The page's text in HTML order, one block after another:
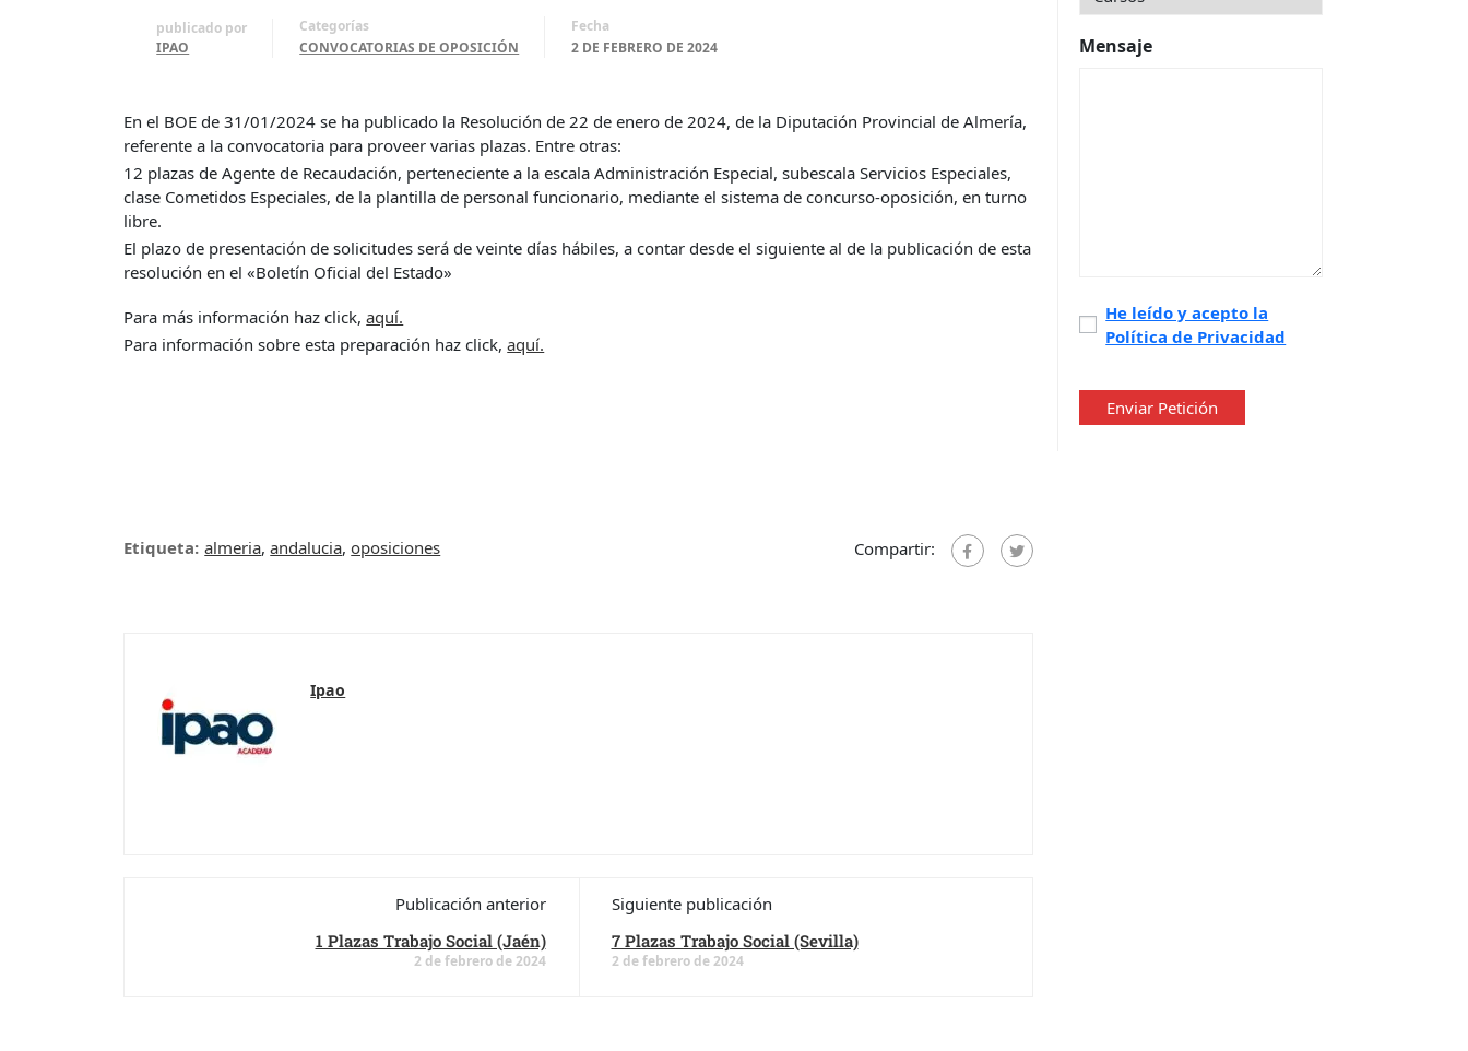
publicado por
IPAO
Categorías
CONVOCATORIAS DE OPOSICIÓN
Fecha
2 DE FEBRERO DE 2024
En el BOE de 31/01/2024 se ha publicado la Resolución de 22 de enero de 2024, de la Diputación Provincial de Almería,
referente a la convocatoria para proveer varias plazas. Entre otras:
12 plazas de Agente de Recaudación, perteneciente a la escala Administración Especial, subescala Servicios Especiales,
clase Cometidos Especiales, de la plantilla de personal funcionario, mediante el sistema de concurso-oposición, en turno
libre.
El plazo de presentación de solicitudes será de veinte días hábiles, a contar desde el siguiente al de la publicación de esta
resolución en el «Boletín Oficial del Estado»
Para más información haz click,aquí.
Para información sobre esta preparación haz click,aquí.
Etiqueta: almeria,andalucia,oposiciones Compartir:
Ipao
Publicación anterior
1 Plazas Trabajo Social (Jaén)
2 de febrero de 2024
Siguiente publicación
7 Plazas Trabajo Social (Sevilla)
2 de febrero de 2024
Mensaje
Política
de
He leído y acepto la
Política de Privacidad
Enviar Petición